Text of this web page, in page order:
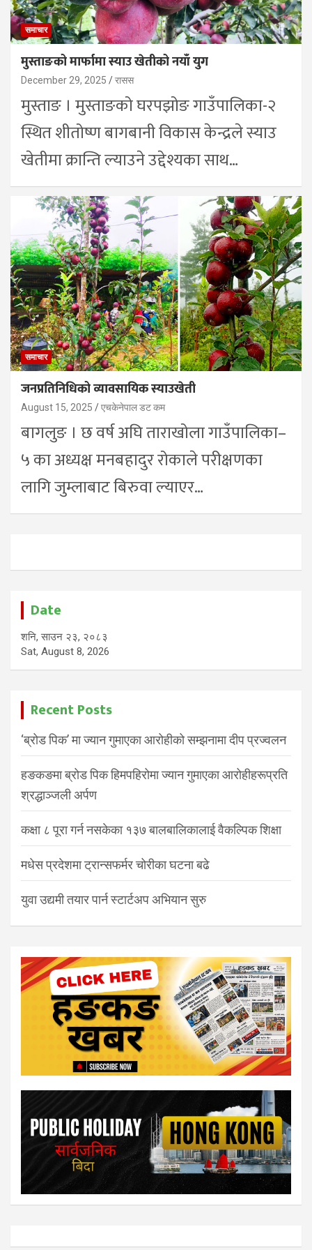
समाचार
मुस्ताङको मार्फामा स्याउ खेतीको नयाँ युग
December 29, 2025 रासस
मुस्ताङ । मुस्ताङको घरपझोङ गाउँपालिका-२
स्थित शीतोष्ण बागबानी विकास केन्द्रले स्याउ
खेतीमा क्रान्ति ल्याउने उद्देश्यका साथ…
समाचार
जनप्रतिनिधिको व्यावसायिक स्याउखेती
August 15, 2025 एचकेनेपाल डट कम
बागलुङ । छ वर्ष अघि ताराखोला गाउँपालिका–
५ का अध्यक्ष मनबहादुर रोकाले परीक्षणका
लागि जुम्लाबाट बिरुवा ल्याएर…
Date
शनि, साउन २३, २०८३
Sat, August 8, 2026
Recent Posts
‘ब्रोड पिक’ मा ज्यान गुमाएका आरोहीको सम्झनामा दीप प्रज्वलन
हङकङमा ब्रोड पिक हिमपहिरोमा ज्यान गुमाएका आरोहीहरूप्रति
श्रद्धाञ्जली अर्पण
कक्षा ८ पूरा गर्न नसकेका १३७ बालबालिकालाई वैकल्पिक शिक्षा
मधेस प्रदेशमा ट्रान्सफर्मर चोरीका घटना बढे
युवा उद्यमी तयार पार्न स्टार्टअप अभियान सुरु